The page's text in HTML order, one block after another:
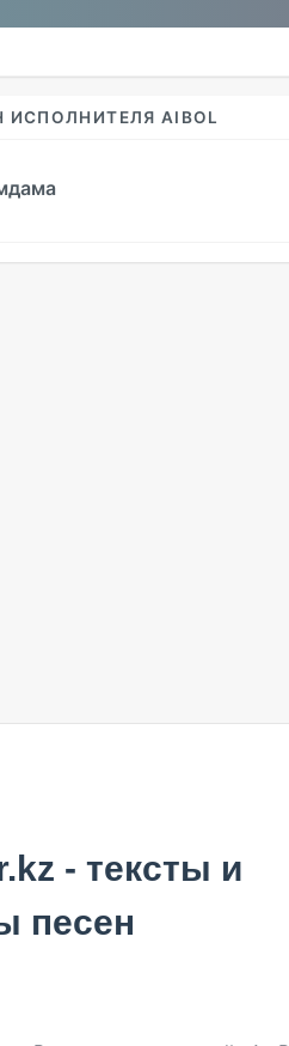
ИСПОЛНИТЕЛЯ AIBOL